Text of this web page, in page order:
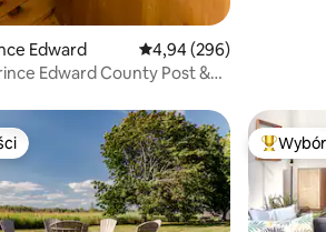
Edward Średnia ocena: 4,94 na
4,94 (296)
Edward County Post &